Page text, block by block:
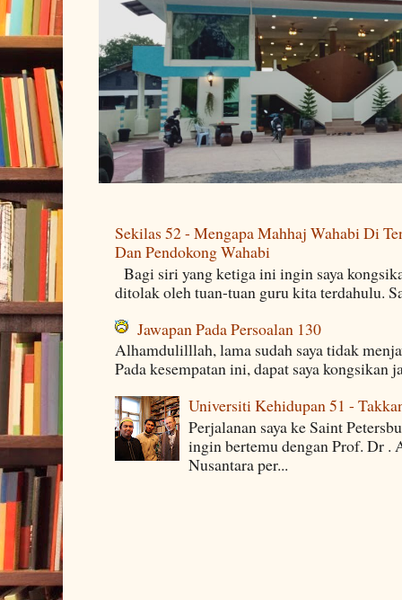
Sekilas 52 - Mengapa Mahhaj Wahabi Di
Dan Pendokong Wahabi
Bagi siri yang ketiga ini ingin saya
ditolak oleh tuan-tuan guru kita terdahulu.
Jawapan Pada Persoalan 130
Alhamdulilllah, lama sudah saya tidak
Pada kesempatan ini, dapat saya kongsikan
Universiti Kehidupan 51 -
Perjalanan saya ke Saint
ingin bertemu dengan Prof. Dr
Nusantara per...